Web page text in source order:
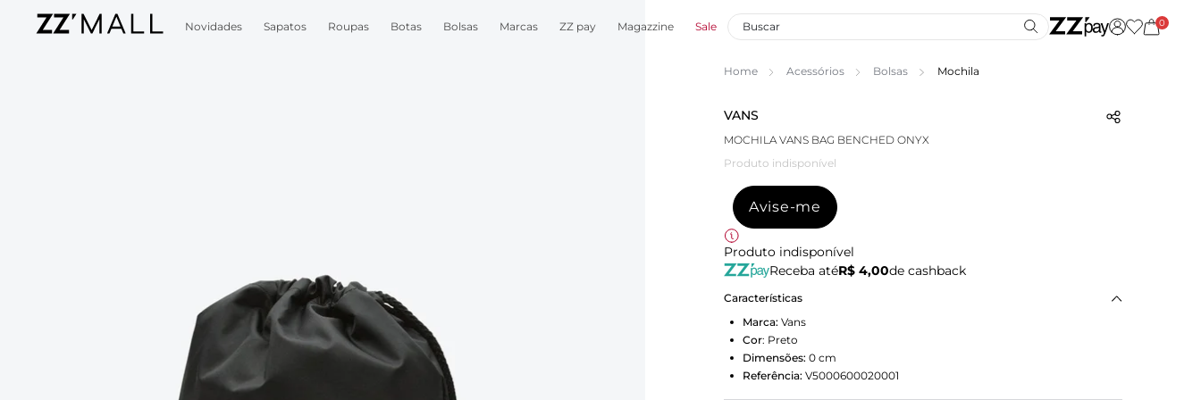
Novidades Sapatos Roupas Botas Bolsas Marcas ZZ pay Magazzine Sale 0
Home Acessórios Bolsas Mochila
VANS
MOCHILA VANS BAG BENCHED ONYX
Produto indisponível
Avise-me
Produto indisponível
Receba atéR$ 4,00de cashback
Características
Marca: Vans
Cor: Preto
Dimensões: 0 cm
Referência: V5000600020001